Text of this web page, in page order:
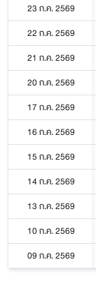
23 ก.ค. 2569
22 ก.ค. 2569
21 ก.ค. 2569
20 ก.ค. 2569
17 ก.ค. 2569
16 ก.ค. 2569
15 ก.ค. 2569
14 ก.ค. 2569
13 ก.ค. 2569
10 ก.ค. 2569
09 ก.ค. 2569